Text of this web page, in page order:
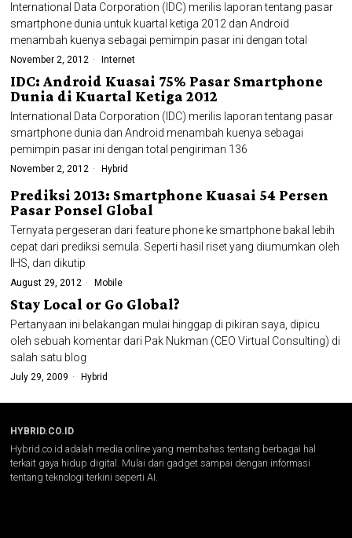
International Data Corporation (IDC) merilis laporan tentang pasar
smartphone dunia untuk kuartal ketiga 2012 dan Android
menambah kuenya sebagai pemimpin pasar ini dengan total
November 2, 2012 Internet
IDC: Android Kuasai 75% Pasar Smartphone
Dunia di Kuartal Ketiga 2012
International Data Corporation (IDC) merilis laporan tentang pasar
smartphone dunia dan Android menambah kuenya sebagai
pemimpin pasar ini dengan total pengiriman 136
November 2, 2012 Hybrid
Prediksi 2013: Smartphone Kuasai 54 Persen
Pasar Ponsel Global
Ternyata pergeseran dari feature phone ke smartphone bakal lebih
cepat dari prediksi semula. Seperti hasil riset yang diumumkan oleh
IHS, dan dikutip
August 29, 2012 Mobile
Stay Local or Go Global?
Pertanyaan ini belakangan mulai hinggap di pikiran saya, dipicu
oleh sebuah komentar dari Pak Nukman (CEO Virtual Consulting) di
salah satu blog
July 29, 2009 Hybrid
HYBRID.CO.ID
Hybrid.co.id adalah media online yang membahas tentang berbagai hal
terkait gaya hidup digital. Mulai dari gadget sampai dengan informasi
tentang teknologi terkini seperti AI.